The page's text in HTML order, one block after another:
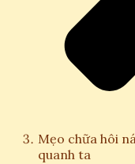
Mẹo chữa hôi
quanh ta